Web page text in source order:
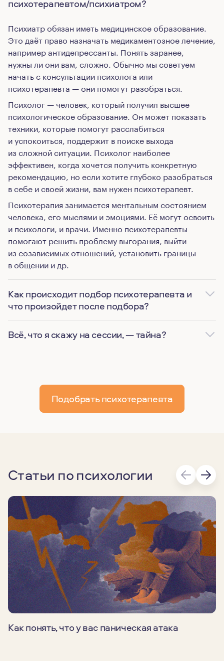
психотерапевтом/психиатром?
Психиатр обязан иметь медицинское образование.
Это даёт право назначать медикаментозное лечение,
например антидепрессанты. Понять заранее,
нужны ли они вам, сложно. Обычно мы советуем
начать с консультации психолога или
психотерапевта — они помогут разобраться.
Психолог — человек, который получил высшее
психологическое образование. Он может показать
техники, которые помогут расслабиться
и успокоиться, поддержит в поиске выхода
из сложной ситуации. Психолог наиболее
эффективен, когда хочется получить конкретную
рекомендацию, но если хотите глубоко разобраться
в себе и своей жизни, вам нужен психотерапевт.
Психотерапия занимается ментальным состоянием
человека, его мыслями и эмоциями. Её могут освоить
и психологи, и врачи. Именно психотерапевты
помогают решить проблему выгорания, выйти
из созависимых отношений, установить границы
в общении и др.
Как происходит подбор психотерапевта и
что произойдет после подбора?
Всё, что я скажу на сессии, — тайна?
Подобрать психотерапевта
Статьи по психологии
Как понять, что у вас паническая атака